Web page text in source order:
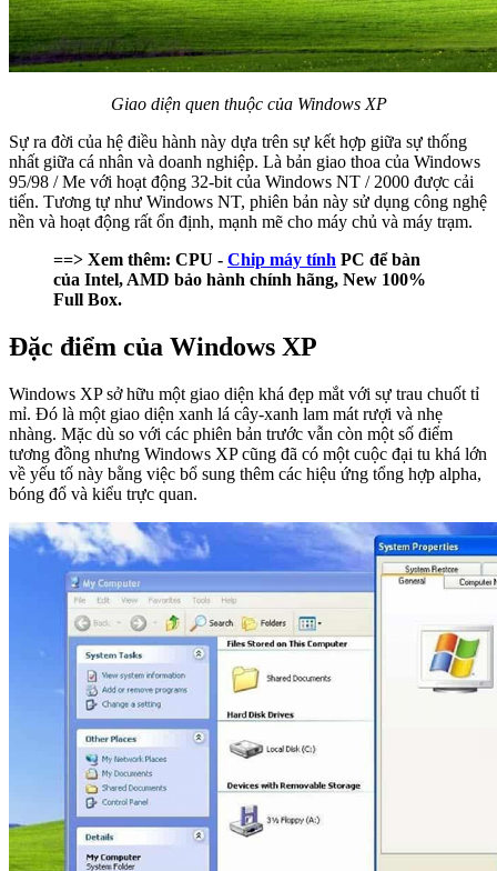
Giao diện quen thuộc của Windows XP
Sự ra đời của hệ điều hành này dựa trên sự kết hợp giữa sự thống
nhất giữa cá nhân và doanh nghiệp. Là bản giao thoa của Windows
95/98 / Me với hoạt động 32-bit của Windows NT / 2000 được cải
tiến. Tương tự như Windows NT, phiên bản này sử dụng công nghệ
nền và hoạt động rất ổn định, mạnh mẽ cho máy chủ và máy trạm.
==> Xem thêm: CPU - Chip máy tính PC để bàn
của Intel, AMD bảo hành chính hãng, New 100%
Full Box.
Đặc điểm của Windows XP
Windows XP sở hữu một giao diện khá đẹp mắt với sự trau chuốt tỉ
mỉ. Đó là một giao diện xanh lá cây-xanh lam mát rượi và nhẹ
nhàng. Mặc dù so với các phiên bản trước vẫn còn một số điểm
tương đồng nhưng Windows XP cũng đã có một cuộc đại tu khá lớn
về yếu tố này bằng việc bổ sung thêm các hiệu ứng tổng hợp alpha,
bóng đổ và kiểu trực quan.